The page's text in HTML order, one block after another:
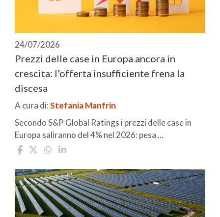
24/07/2026
Prezzi delle case in Europa ancora in
crescita: l'offerta insufficiente frena la
discesa
A cura di:Stefania Manfrin
Secondo S&P Global Ratings i prezzi delle case in
Europa saliranno del 4% nel 2026: pesa ...